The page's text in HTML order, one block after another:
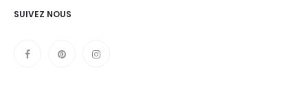
SUIVEZ NOUS